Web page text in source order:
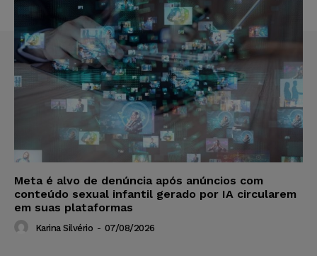
Meta é alvo de denúncia após anúncios com
conteúdo sexual infantil gerado por IA circularem
em suas plataformas
Karina Silvério - 07/08/2026